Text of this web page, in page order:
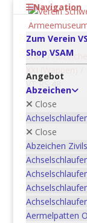
Navigation
Zum Verein
Shop VSAM
Angebot
Abzeichen
Close
Close
Abzeichen
Aermelpatten
Start/Abzeichen
XXI (Wappen)
VT RS 48